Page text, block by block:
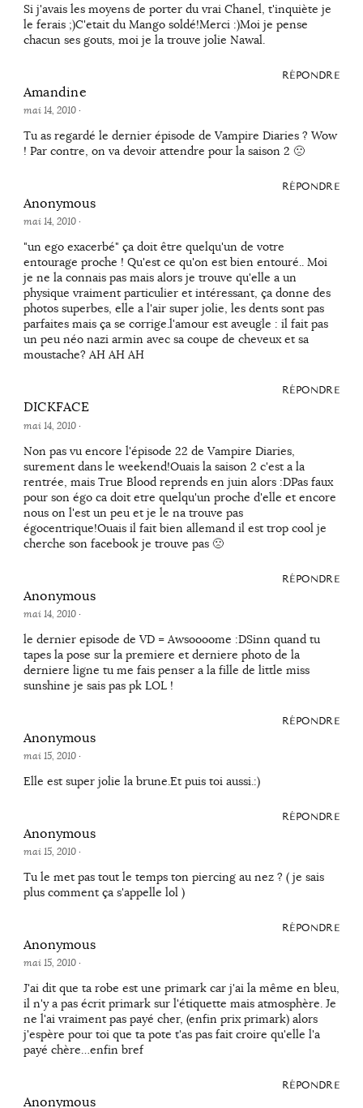
Si j'avais les moyens de porter du vrai Chanel, t'inquiète je
le ferais ;)C'etait du Mango soldé!Merci :)Moi je pense
chacun ses gouts, moi je la trouve jolie Nawal.
RÉPONDRE
Amandine
mai 14, 2010·
Tu as regardé le dernier épisode de Vampire Diaries ? Wow
! Par contre, on va devoir attendre pour la saison 2 🙁
RÉPONDRE
Anonymous
mai 14, 2010·
"un ego exacerbé" ça doit être quelqu'un de votre
entourage proche ! Qu'est ce qu'on est bien entouré.. Moi
je ne la connais pas mais alors je trouve qu'elle a un
physique vraiment particulier et intéressant, ça donne des
photos superbes, elle a l'air super jolie, les dents sont pas
parfaites mais ça se corrige.l'amour est aveugle : il fait pas
un peu néo nazi armin avec sa coupe de cheveux et sa
moustache? AH AH AH
RÉPONDRE
DICKFACE
mai 14, 2010·
Non pas vu encore l'épisode 22 de Vampire Diaries,
surement dans le weekend!Ouais la saison 2 c'est a la
rentrée, mais True Blood reprends en juin alors :DPas faux
pour son égo ca doit etre quelqu'un proche d'elle et encore
nous on l'est un peu et je le na trouve pas
égocentrique!Ouais il fait bien allemand il est trop cool je
cherche son facebook je trouve pas 🙁
RÉPONDRE
Anonymous
mai 14, 2010·
le dernier episode de VD = Awsoooome :DSinn quand tu
tapes la pose sur la premiere et derniere photo de la
derniere ligne tu me fais penser a la fille de little miss
sunshine je sais pas pk LOL !
RÉPONDRE
Anonymous
mai 15, 2010·
Elle est super jolie la brune.Et puis toi aussi.:)
RÉPONDRE
Anonymous
mai 15, 2010·
Tu le met pas tout le temps ton piercing au nez ? ( je sais
plus comment ça s'appelle lol )
RÉPONDRE
Anonymous
mai 15, 2010·
J'ai dit que ta robe est une primark car j'ai la même en bleu,
il n'y a pas écrit primark sur l'étiquette mais atmosphère. Je
ne l'ai vraiment pas payé cher, (enfin prix primark) alors
j'espère pour toi que ta pote t'as pas fait croire qu'elle l'a
payé chère…enfin bref
RÉPONDRE
Anonymous